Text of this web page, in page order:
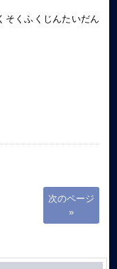
そくふくじんたいだん
次のページ
»